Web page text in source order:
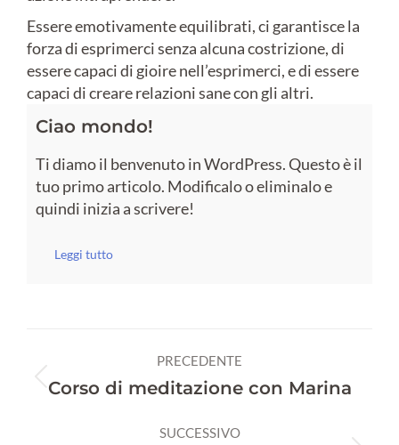
Essere emotivamente equilibrati, ci garantisce la
forza di esprimerci senza alcuna costrizione, di
essere capaci di gioire nell’esprimerci, e di essere
capaci di creare relazioni sane con gli altri.
Ciao mondo!
Ti diamo il benvenuto in WordPress. Questo è il
tuo primo articolo. Modificalo o eliminalo e
quindi inizia a scrivere!
Leggi tutto
tra
PRECEDENTE
Post
Corso di meditazione con Marina
SUCCESSIVO